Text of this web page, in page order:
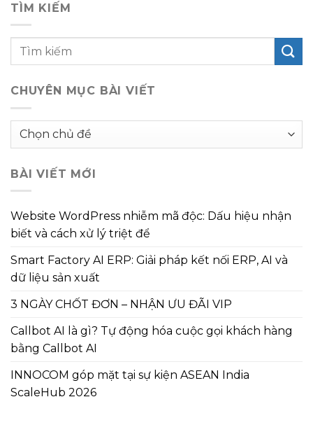
TÌM KIẾM
CHUYÊN MỤC BÀI VIẾT
Chuyên
viết
BÀI VIẾT MỚI
Website WordPress nhiễm mã độc: Dấu hiệu nhận
biết và cách xử lý triệt để
Smart Factory AI ERP: Giải pháp kết nối ERP, AI và
dữ liệu sản xuất
3 NGÀY CHỐT ĐƠN – NHẬN ƯU ĐÃI VIP
Callbot AI là gì? Tự động hóa cuộc gọi khách hàng
bằng Callbot AI
INNOCOM góp mặt tại sự kiện ASEAN India
ScaleHub 2026